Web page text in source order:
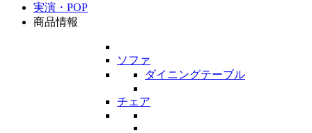
実演・POP
商品情報
ソファ
ダイニングテーブル
チェア